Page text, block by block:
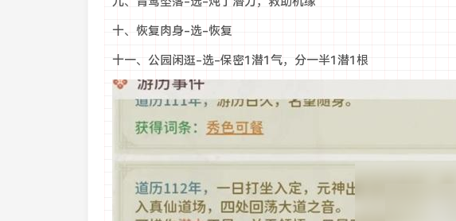
十、恢复肉身-选-恢复
十一、公园闲逛-选-保密1潜1气，分一半1潜1根